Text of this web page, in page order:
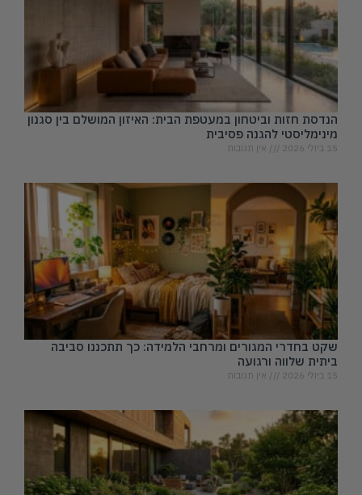
הנדסת חזות וביטחון במעטפת הבית: האיזון המושלם בין סגנון
מינימליסטי להגנה פסיבית
15 ביולי 2026 אין תגובות
שקט בחדרי המגורים ומרחבי הלמידה: כך תתכננו סביבה
ביתית שלווה ורגועה
15 ביולי 2026 אין תגובות